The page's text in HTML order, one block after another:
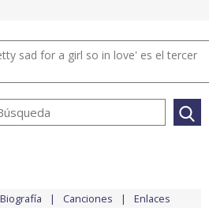
sad for a girl so in love' es el tercer
Biografía Canciones Enlaces